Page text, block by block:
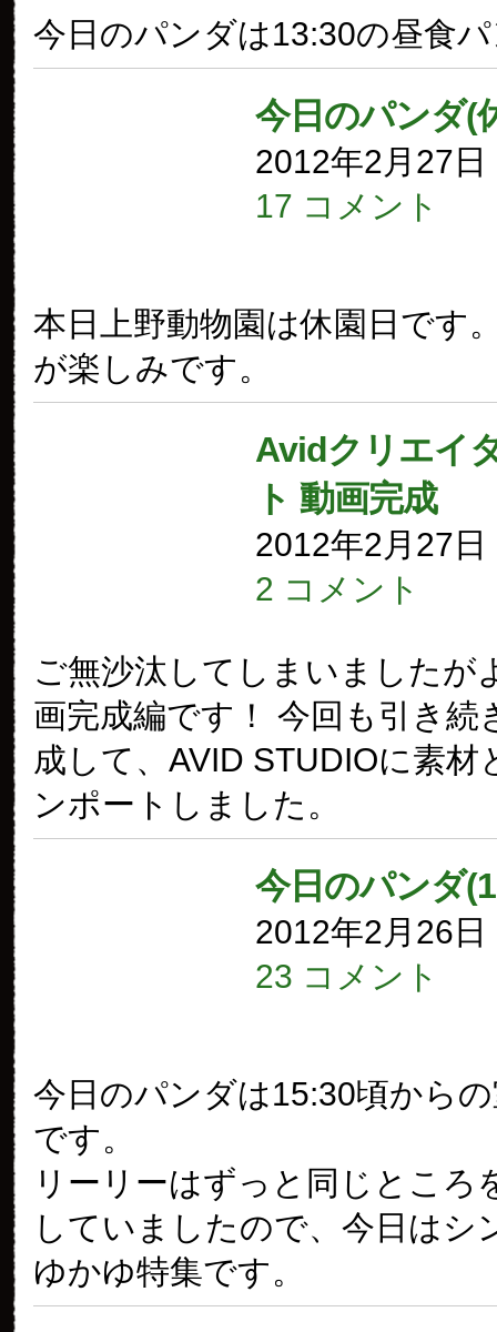
今日のパンダは13:30の昼食
今日のパンダ(
2012年2月27日
17 コメント
本日上野動物園は休園日です
が楽しみです。
Avidクリエイ
ト 動画完成
2012年2月27日
2 コメント
ご無沙汰してしまいましたが
画完成編です！ 今回も引き続
成して、AVID STUDIOに素材
ンポートしました。
今日のパンダ
2012年2月26日
23 コメント
今日のパンダは15:30頃から
です。
リーリーはずっと同じところ
していましたので、今日はシ
ゆかゆ特集です。